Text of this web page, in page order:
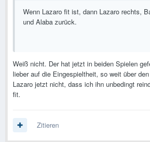
Wenn Lazaro fit ist, dann Lazaro rechts,
und Alaba zurück.
Weiß nicht. Der hat jetzt in beiden Spielen
lieber auf die Eingespieltheit, so weit über
Lazaro jetzt nicht, dass ich ihn unbedingt
fit.
Zitieren